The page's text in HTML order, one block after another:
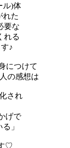
ル)体
れた
要な
れる
♪
につけて
の感想は
され
げで
」
♡